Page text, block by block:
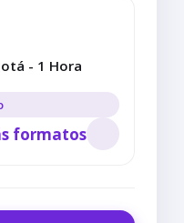
- 1 Hora
formatos